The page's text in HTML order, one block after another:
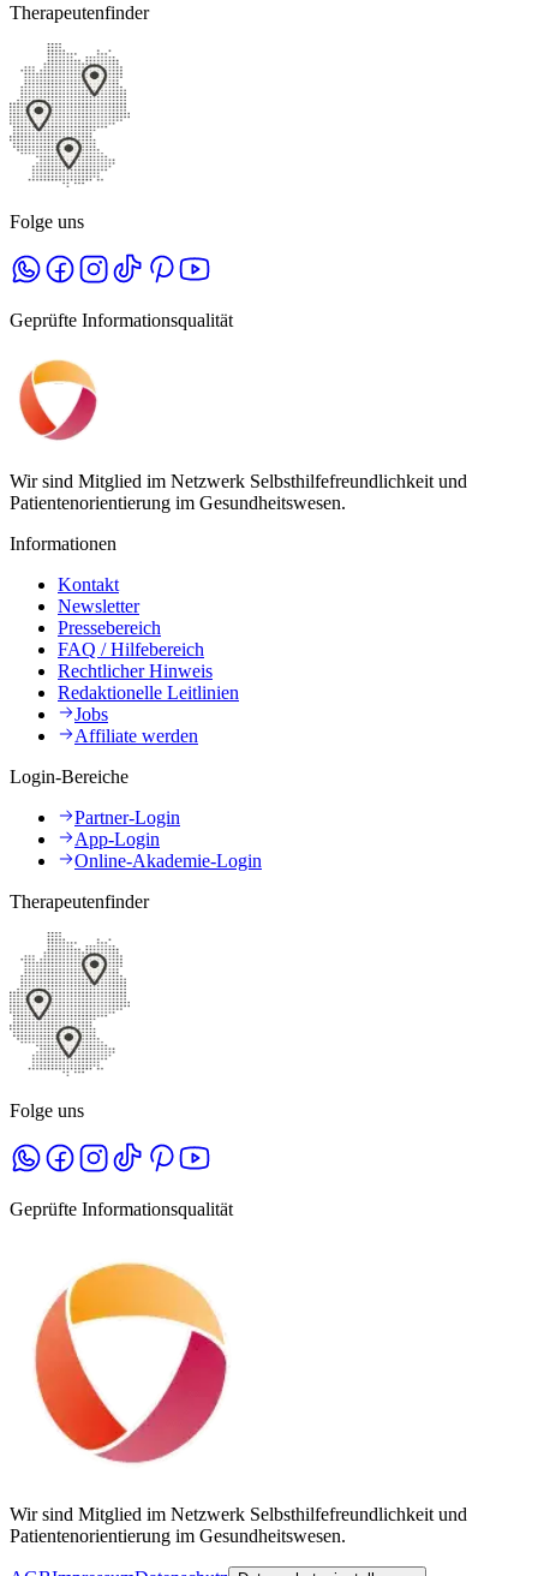
Therapeutenfinder
Folge uns
Geprüfte Informationsqualität
Wir sind Mitglied im Netzwerk Selbsthilfefreundlichkeit und
Patientenorientierung im Gesundheitswesen.
Informationen
Kontakt
Newsletter
Pressebereich
FAQ / Hilfebereich
Rechtlicher Hinweis
Redaktionelle Leitlinien
Jobs
Affiliate werden
Login-Bereiche
Partner-Login
App-Login
Online-Akademie-Login
Therapeutenfinder
Folge uns
Geprüfte Informationsqualität
Wir sind Mitglied im Netzwerk Selbsthilfefreundlichkeit und
Patientenorientierung im Gesundheitswesen.